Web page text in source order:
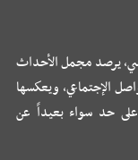
يرصد مجمل الأحداث
الإجتماعي، ويعكسها
على حد سواء بعيداً عن